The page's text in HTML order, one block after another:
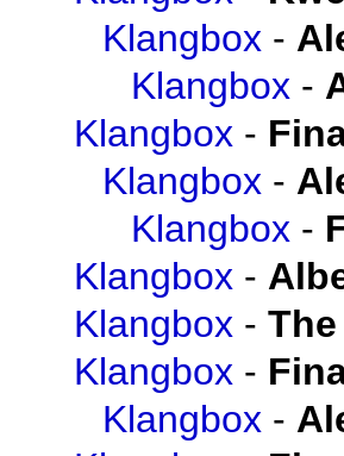
Klangbox -
Klangbox -
Klangbox -
Klangbox -
Klangbox -
Klangbox -
Klangbox -
Klangbox -
Klangbox -